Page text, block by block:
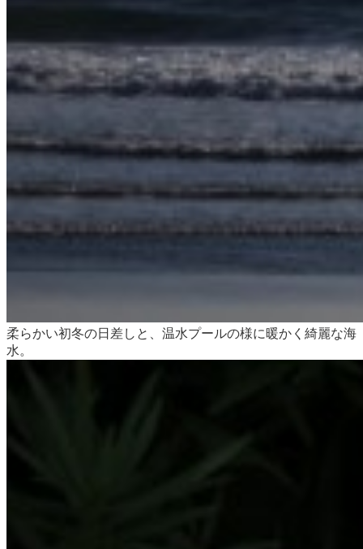
柔らかい初冬の日差しと、温水プールの様に暖かく綺麗な海
水。